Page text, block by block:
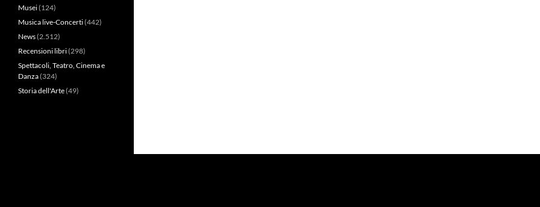
Musei(124)
Musica live-Concerti(442)
News(2.512)
Recensioni libri(298)
Spettacoli, Teatro, Cinema e
Danza(324)
Storia dell'Arte(49)